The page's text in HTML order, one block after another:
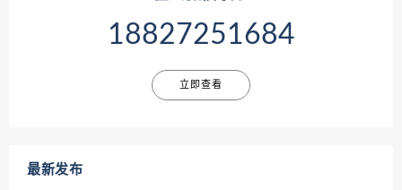
18827251684
立即查看
最新发布